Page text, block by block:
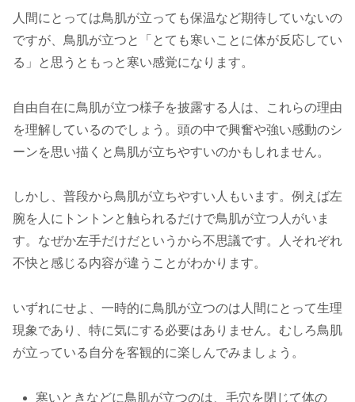
人間にとっては鳥肌が立っても保温など期待していないの
ですが、鳥肌が立つと「とても寒いことに体が反応してい
る」と思うともっと寒い感覚になります。
自由自在に鳥肌が立つ様子を披露する人は、これらの理由
を理解しているのでしょう。頭の中で興奮や強い感動のシ
ーンを思い描くと鳥肌が立ちやすいのかもしれません。
しかし、普段から鳥肌が立ちやすい人もいます。例えば左
腕を人にトントンと触られるだけで鳥肌が立つ人がいま
す。なぜか左手だけだというから不思議です。人それぞれ
不快と感じる内容が違うことがわかります。
いずれにせよ、一時的に鳥肌が立つのは人間にとって生理
現象であり、特に気にする必要はありません。むしろ鳥肌
が立っている自分を客観的に楽しんでみましょう。
寒いときなどに鳥肌が立つのは、毛穴を閉じて体の